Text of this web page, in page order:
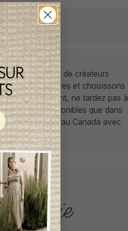
pour bébés de créateurs
les perles rares et choisissons
vous convient, ne tardez pas à
ne sont disponibles que dans
gratuite au Canada avec
taxes.